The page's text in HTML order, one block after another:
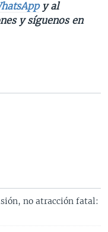
y al
y síguenos en
no atracción fatal: